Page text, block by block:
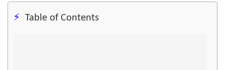
Table of Contents